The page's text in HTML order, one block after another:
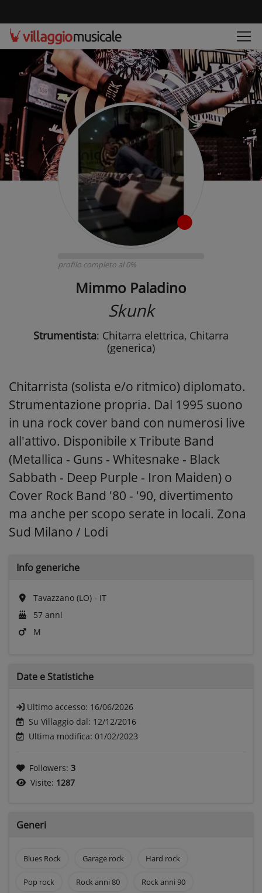
profilo completo al 0%
Mimmo Paladino
Skunk
Strumentista: Chitarra elettrica, Chitarra
(generica)
Chitarrista (solista e/o ritmico) diplomato.
Strumentazione propria. Dal 1995 suono
in una rock cover band con numerosi live
all'attivo. Disponibile x Tribute Band
(Metallica - Guns - Whitesnake - Black
Sabbath - Deep Purple - Iron Maiden) o
Cover Rock Band '80 - '90, divertimento
ma anche per scopo serate in locali. Zona
Sud Milano / Lodi
Info generiche
Tavazzano (LO) - IT
57 anni
M
Date e Statistiche
Ultimo accesso: 16/06/2026
Su Villaggio dal: 12/12/2016
Ultima modifica: 01/02/2023
Followers: 3
Visite: 1287
Generi
Blues Rock Garage rock Hard rock
Pop rock Rock anni 80 Rock anni 90